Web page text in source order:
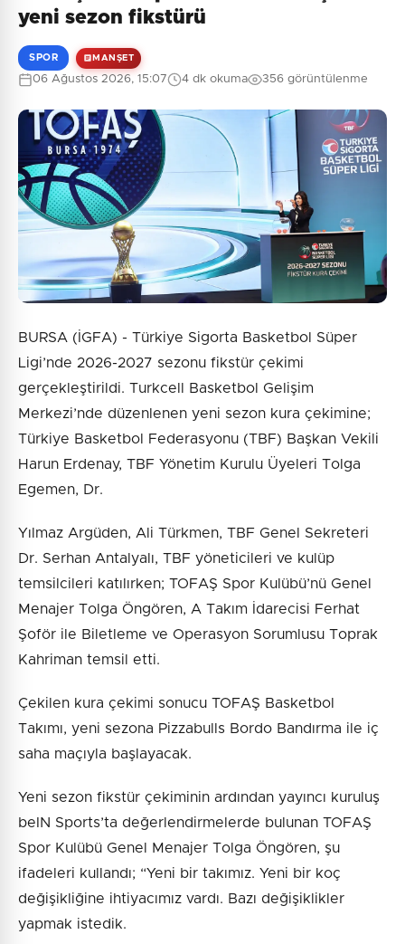
Güvenlik Sorusu:
6 + 2 = ?
Gönder
Henüz yorum yapılmamış. İlk yorumu siz yapın!
yeni sezon fikstürü
SPOR MANŞET
06 Ağustos 2026, 15:07 4 dk okuma 356 görüntülenme
BURSA (İGFA) - Türkiye Sigorta Basketbol Süper
Ligi’nde 2026-2027 sezonu fikstür çekimi
gerçekleştirildi. Turkcell Basketbol Gelişim
Merkezi’nde düzenlenen yeni sezon kura çekimine;
Türkiye Basketbol Federasyonu (TBF) Başkan Vekili
Harun Erdenay, TBF Yönetim Kurulu Üyeleri Tolga
Egemen, Dr.
Yılmaz Argüden, Ali Türkmen, TBF Genel Sekreteri
Dr. Serhan Antalyalı, TBF yöneticileri ve kulüp
temsilcileri katılırken; TOFAŞ Spor Kulübü’nü Genel
Menajer Tolga Öngören, A Takım İdarecisi Ferhat
Şoför ile Biletleme ve Operasyon Sorumlusu Toprak
Kahriman temsil etti.
Çekilen kura çekimi sonucu TOFAŞ Basketbol
Takımı, yeni sezona Pizzabulls Bordo Bandırma ile iç
saha maçıyla başlayacak.
Yeni sezon fikstür çekiminin ardından yayıncı kuruluş
beIN Sports’ta değerlendirmelerde bulunan TOFAŞ
Spor Kulübü Genel Menajer Tolga Öngören, şu
ifadeleri kullandı; “Yeni bir takımız. Yeni bir koç
değişikliğine ihtiyacımız vardı. Bazı değişiklikler
yapmak istedik.